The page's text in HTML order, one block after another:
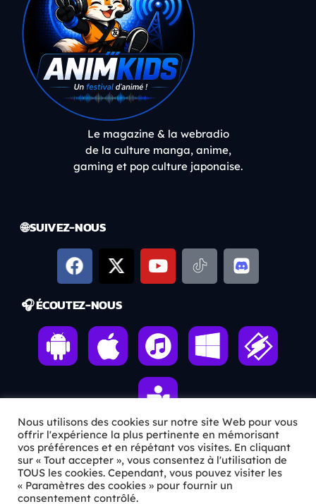
Le magazine & la webradio
de la culture manga, anime,
gaming et pop culture japonaise.
🌐 SUIVEZ-NOUS
🎧 ÉCOUTEZ-NOUS
ℹ️ INFOS PRATIQUES
✉️Contact
Nous utilisons des cookies sur notre site Web pour vous
offrir l'expérience la plus pertinente en mémorisant
vos préférences et en répétant vos visites. En cliquant
sur « Tout accepter », vous consentez à l'utilisation de
TOUS les cookies. Cependant, vous pouvez visiter les
« Paramètres des cookies » pour fournir un
consentement contrôlé.